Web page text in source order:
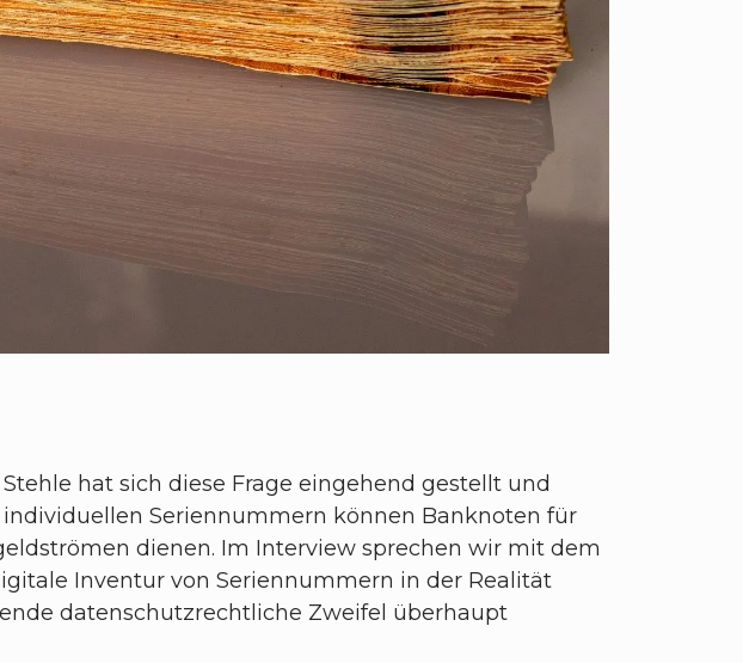
hat sich diese Frage eingehend gestellt und
Seriennummern können Banknoten für
dienen. Im Interview sprechen wir mit dem
Inventur von Seriennummern in der Realität
datenschutzrechtliche Zweifel überhaupt